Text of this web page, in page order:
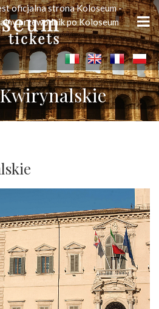
oficjalna strona Koloseum -
przewodnik po Koloseum